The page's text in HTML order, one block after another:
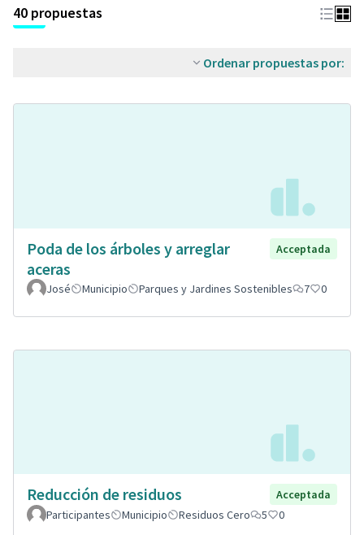
40 propuestas
Ordenar propuestas por:
Poda de los árboles y arreglar
aceras
Acceptada
José Municipio Parques y Jardines Sostenibles 7 0
Reducción de residuos
Acceptada
Participantes
Municipio Residuos Cero 5 0